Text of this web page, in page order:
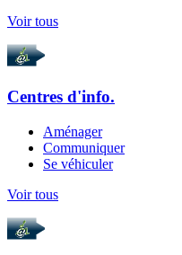
Voir tous
Centres d'info.
Aménager
Communiquer
Se véhiculer
Voir tous